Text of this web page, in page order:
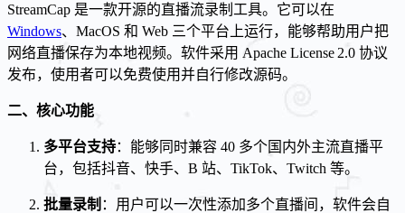
StreamCap 是一款开源的直播流录制工具。它可以在
Windows、MacOS 和 Web 三个平台上运行，能够帮助用户把
网络直播保存为本地视频。软件采用 Apache License 2.0 协议
发布，使用者可以免费使用并自行修改源码。
二、核心功能
多平台支持：能够同时兼容 40 多个国内外主流直播平
台，包括抖音、快手、B 站、TikTok、Twitch 等。
批量录制 ：用户可以一次性添加多个直播间，软件会自